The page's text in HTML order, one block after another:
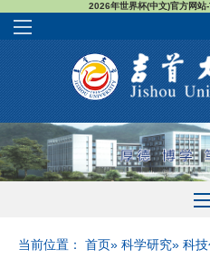
2026年世界杯(中文)官方网
当前位置： 首页» 科学研究» 科